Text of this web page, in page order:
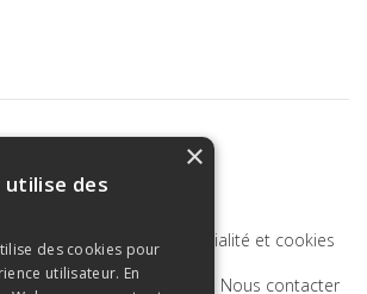
Politique de confidentialité et cookies
Commandes et retours Nous contacter
×
utilise des
des cookies pour
utilisateur. En